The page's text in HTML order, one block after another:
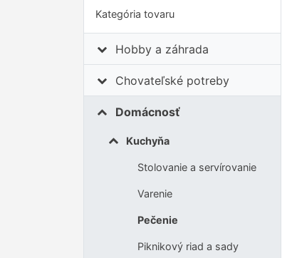
Kategória tovaru
Hobby a záhrada
Chovateľské potreby
Domácnosť
Kuchyňa
Stolovanie a servírovanie
Varenie
Pečenie
Piknikový riad a sady